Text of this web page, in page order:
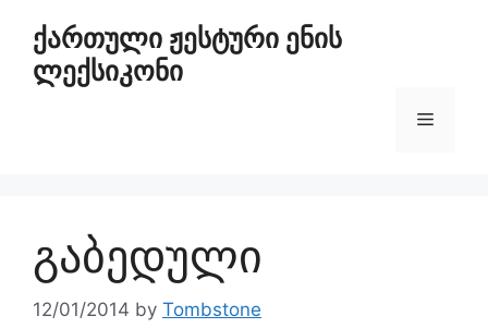
ქართული ჟესტური ენის
ლექსიკონი
გაბედული
12/01/2014 by Tombstone